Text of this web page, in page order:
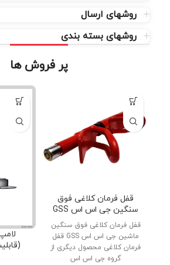
روشهای ارسال
روشهای بسته بندی
پر فروش ها
قفل فرمان کلاغی فوق
سنگین جی اس اس GSS
قفل فرمان کلاغی فوق سنگین
ماشین جی اس اس GSS قفل
فرمان کلاغی محصول دیگری از
گروه جی اس اس